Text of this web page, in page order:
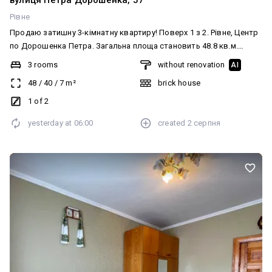
Рівне
Продаю затишну 3-кімнатну квартиру! Поверх 1 з 2. Рівне, Центр
по Дорошенка Петра. Загальна площа становить 48.8 кв.м.
Житлова площа становить 48 кв.м. Площа кухні: 7 кв.м. Санвузол
суміжний. У квартирі косметичний ремонт. Опалення –
централізоване. Індивідуальні лічильники на газ, на воду, на
електрику. Тепла вода – колонка. Меблі до ваших послуг.
продажу.Підходить під держ ПРОГРАМУ.ХОРОШИЙ ТОРГ.!
3 rooms
48 / 40 / 7 m²
1 of 2
without renovation AI
brick house
yesterday at 06:00 created 2 серпня